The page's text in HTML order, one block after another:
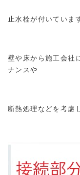
止水栓が付いていま
壁や床から施工会社
ナンスや
断熱処理などを考慮